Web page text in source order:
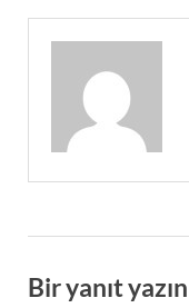
Bir yanıt yazın